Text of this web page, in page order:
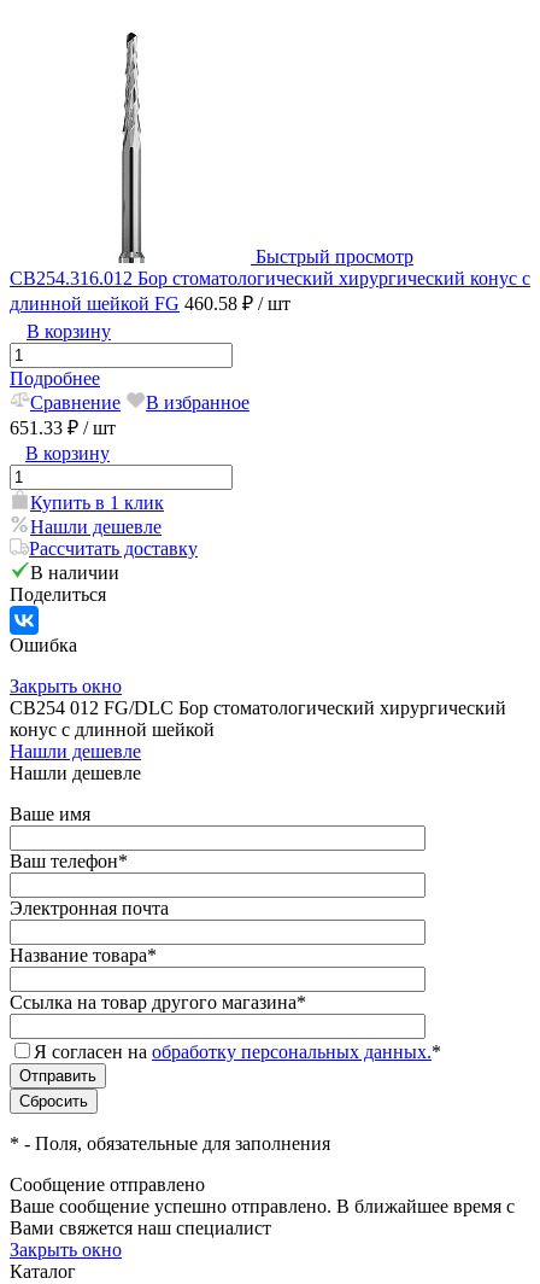
Быстрый просмотр
CB254.316.012 Бор стоматологический хирургический конус с
длинной шейкой FG 460.58 ₽ / шт
В корзину
Подробнее
Сравнение
В избранное
651.33 ₽ / шт
В корзину
Купить в 1 клик
Нашли дешевле
Рассчитать доставку
В наличии
Поделиться
Ошибка
Закрыть окно
CB254 012 FG/DLC Бор стоматологический хирургический
конус с длинной шейкой
Нашли дешевле
Нашли дешевле
Ваше имя
Ваш телефон*
Электронная почта
Название товара*
Ссылка на товар другого магазина*
Я согласен на обработку персональных данных.*
* - Поля, обязательные для заполнения
Сообщение отправлено
Ваше сообщение успешно отправлено. В ближайшее время с
Вами свяжется наш специалист
Закрыть окно
Каталог